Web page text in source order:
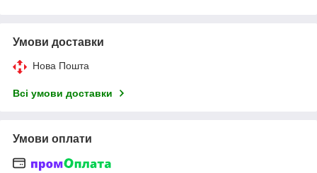
Умови доставки
Нова Пошта
Всі умови доставки
Умови оплати